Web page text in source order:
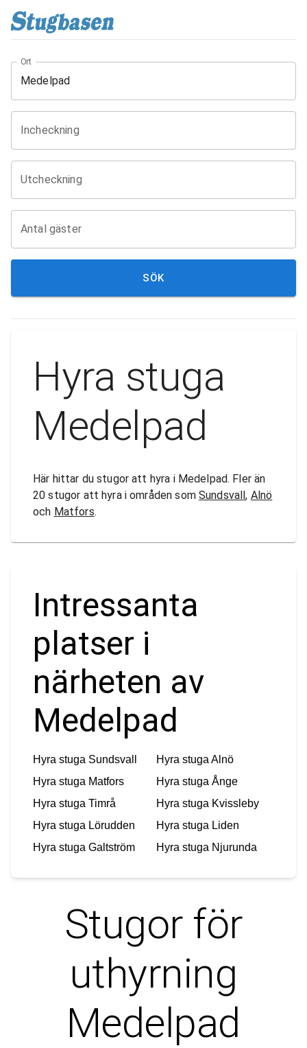
Ort
Incheckning
Utcheckning
Antal gäster
SÖK
Hyra stuga
Medelpad
Här hittar du stugor att hyra i Medelpad. Fler än
20 stugor att hyra i områden som Sundsvall, Alnö
och Matfors.
Intressanta
platser i
närheten av
Medelpad
Hyra stuga Sundsvall Hyra stuga Alnö
Hyra stuga Matfors Hyra stuga Ånge
Hyra stuga Timrå Hyra stuga Kvissleby
Hyra stuga Lörudden Hyra stuga Liden
Hyra stuga Galtström Hyra stuga Njurunda
Stugor för
uthyrning
Medelpad